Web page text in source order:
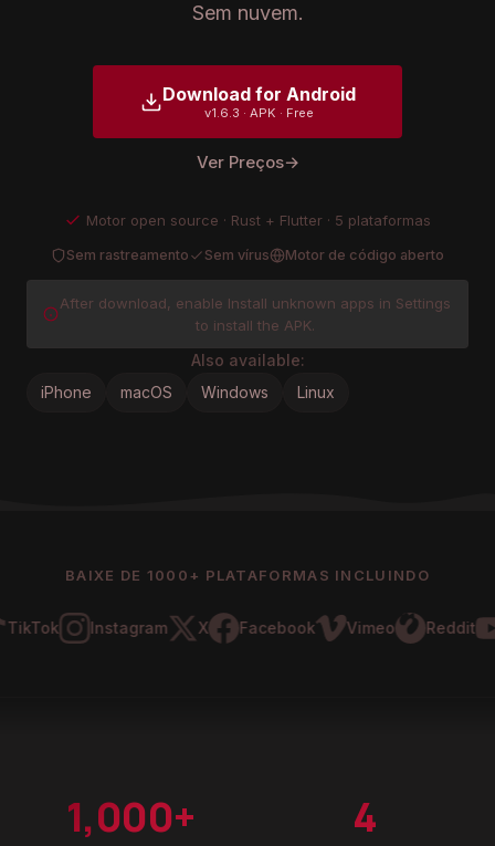
Sem nuvem.
Download for Android
v1.6.3 · APK · Free
Ver Preços→
Motor open source · Rust + Flutter · 5 plataformas
Sem rastreamento Sem vírus Motor de código aberto
After download, enable Install unknown apps in Settings
to install the APK.
Also available:
iPhone
macOS Windows Linux
BAIXE DE 1000+ PLATAFORMAS INCLUINDO
Instagram X Facebook Vimeo Reddit
1,000+ 4